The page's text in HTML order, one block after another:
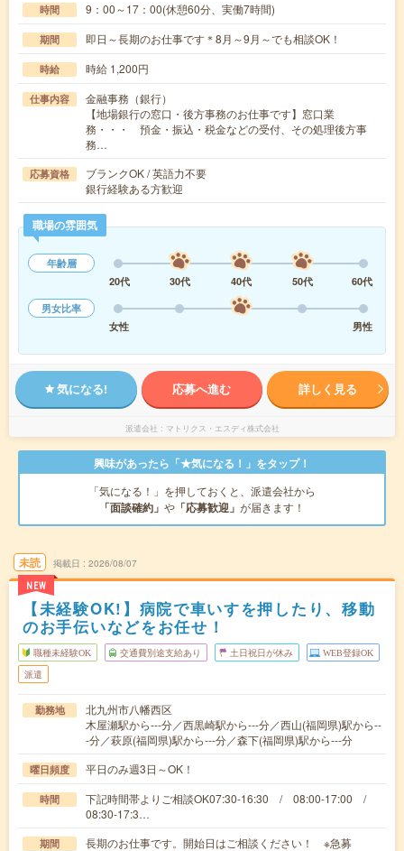
時間 9：00～17：00(休憩60分、実働7時間)
期間 即日～長期のお仕事です＊8月～9月～でも相談OK！
時給 時給 1,200円
仕事内容
金融事務（銀行）
【地場銀行の窓口・後方事務のお仕事です】窓口業
務・・・ 預金・振込・税金などの受付、その処理後方事
務…
応募資格
ブランクOK / 英語力不要
銀行経験ある方歓迎
職場の雰囲気
年齢層
20代
30代 40代 50代
60代
男女比率
女性
男性
気になる! 応募へ進む 詳しく見る
派遣会社 マトリクス・エスディ株式会社
興味があったら「★気になる！」をタップ！
「気になる！」を押しておくと、派遣会社から
「面談確約」 や 「応募歓迎」 が届きます！
未読
NEW
掲載日 2026/08/07
【未経験OK!】病院で車いすを押したり、移動
のお手伝いなどをお任せ！
職種未経験OK 交通費別途支給あり 土日祝日が休み WEB登録OK
派遣
勤務地
北九州市八幡西区
木屋瀬駅から---分／西黒崎駅から---分／西山(福岡県)駅から--
-分／萩原(福岡県)駅から---分／森下(福岡県)駅から---分
曜日頻度 平日のみ週3日～OK！
時間
下記時間帯よりご相談OK07:30-16:30 / 08:00-17:00 /
08:30-17:3…
期間 長期のお仕事です。開始日はご相談ください！ ※急募